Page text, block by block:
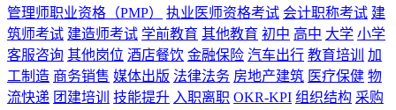
管理师职业资格（PMP）
执业医师资格考试 会计职称考试 建
筑师考试 建造师考试 学前教育 其他教育 初中 高中 大学 小学
客服咨询 其他岗位 酒店餐饮 金融保险 汽车出行 教育培训
加
工制造 商务销售 媒体出版 法律法务 房地产建筑 医疗保健 物
流快递 团建培训 技能提升 入职离职 OKR-KPI 组织结构 采购